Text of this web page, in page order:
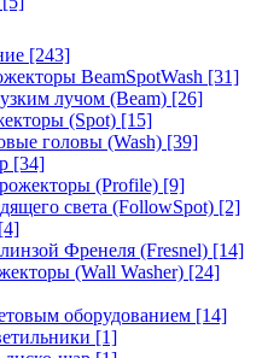
[243]
BeamSpotWash [31]
лучом (Beam) [26]
(Spot) [15]
головы (Wash) [39]
[34]
(Profile) [9]
света (FollowSpot) [2]
[4]
Френеля (Fresnel) [14]
(Wall Washer) [24]
оборудованием [14]
[1]